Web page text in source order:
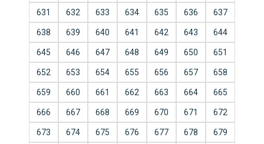
631 632 633 634 635 636 637
638 639 640 641 642 643 644
645 646 647 648 649 650 651
652 653 654 655 656 657 658
659 660 661 662 663 664 665
666 667 668 669 670 671 672
673 674 675 676 677 678 679